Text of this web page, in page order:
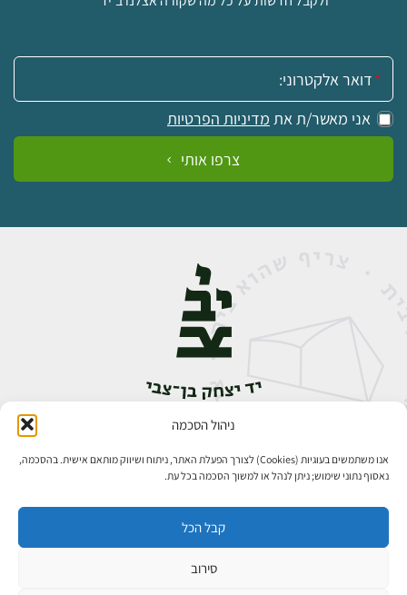
ניהול הסכמה
אנו משתמשים בעוגיות (Cookies) לצורך הפעלת האתר, ניתוח ושיווק מותאם אישית. בהסכמה,
נאסוף נתוני שימוש; ניתן לנהל או למשוך הסכמה בכל עת.
קבל הכל
סירוב
אימייל:
אני מאשר/ת את מדיניות הפרטיות
צרפו אותי
אבן גבירול 14, רחביה, ירושלים